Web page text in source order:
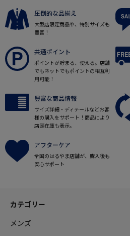
圧倒的な品揃え
大型店限定商品や、特別サイズも
豊富！
共通ポイント
ポイントが貯まる、使える。店舗
でもネットでもポイントの相互利
用可能！
豊富な商品情報
サイズ詳細・ディテールなどお客
様の購入をサポート！商品により
店頭在庫も表示。
アフターケア
全国のはるやま店舗が、購入後も
安心サポート
カテゴリー
メンズ